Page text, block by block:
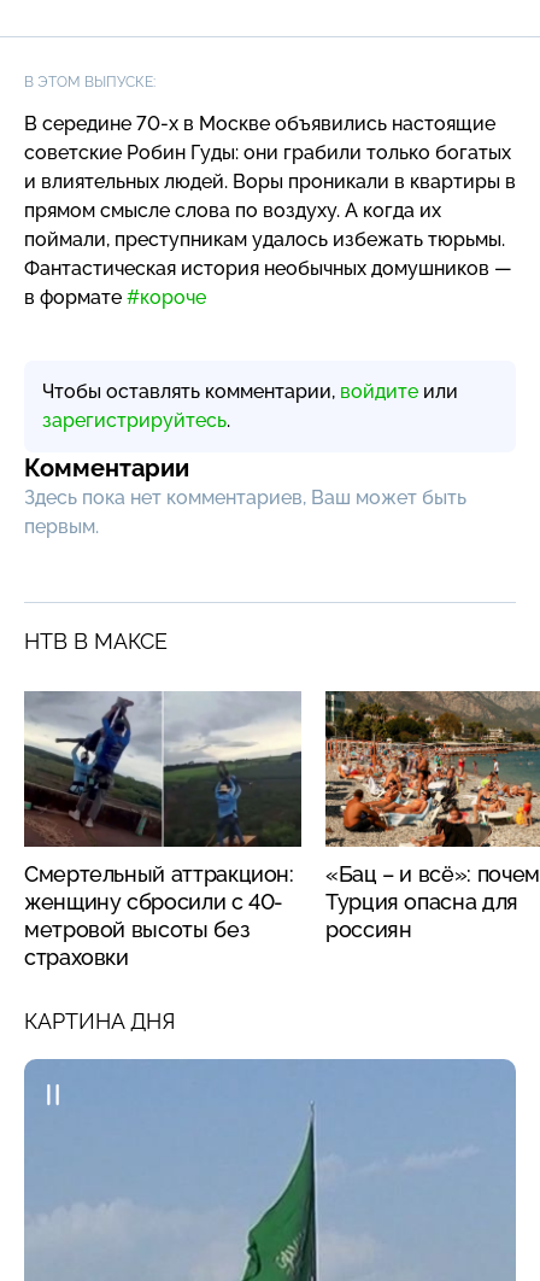
В ЭТОМ ВЫПУСКЕ:
В середине 70-х в Москве объявились настоящие
советские Робин Гуды: они грабили только богатых
и влиятельных людей. Воры проникали в квартиры в
прямом смысле слова по воздуху. А когда их
поймали, преступникам удалось избежать тюрьмы.
Фантастическая история необычных домушников —
в формате #короче
Чтобы оставлять комментарии, войдите или
зарегистрируйтесь.
Комментарии
Здесь пока нет комментариев, Ваш может быть
первым.
НТВ В МАКСЕ
Смертельный аттракцион:
женщину сбросили с 40-
метровой высоты без
страховки
«Бац – и всё»:
Турция опасна для
россиян
КАРТИНА ДНЯ